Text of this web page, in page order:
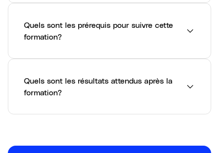
Quels sont les prérequis pour suivre cette
formation?
Quels sont les résultats attendus après la
formation?